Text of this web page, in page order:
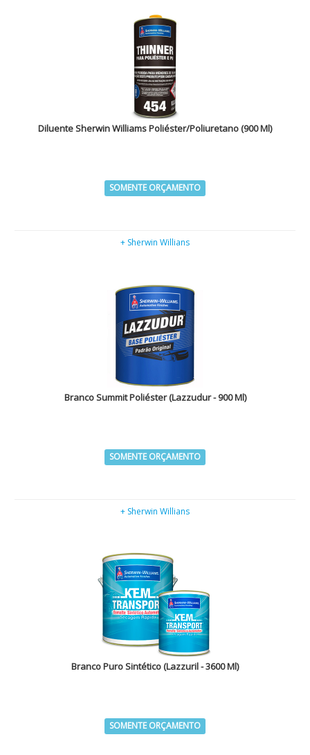
Diluente Sherwin Williams Poliéster/Poliuretano (900 Ml)
SOMENTE ORÇAMENTO
+ Sherwin Willians
Branco Summit Poliéster (Lazzudur - 900 Ml)
SOMENTE ORÇAMENTO
+ Sherwin Willians
Branco Puro Sintético (Lazzuril - 3600 Ml)
SOMENTE ORÇAMENTO